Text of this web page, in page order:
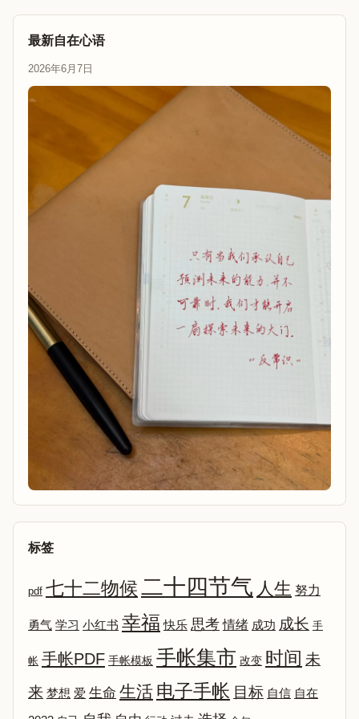
最新自在心语
2026年6月7日
标签
pdf 七十二物候二十四节气 人生 努力
勇气 学习 小红书 幸福 快乐 思考 情绪 成功 成长 手
帐 手帐PDF 手帐模板 手帐集市 改变 时间 未
来 梦想 爱 生命 生活 电子手帐 目标 自信 自在